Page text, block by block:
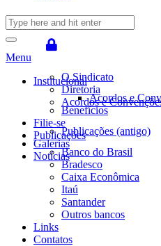
Menu
InstitucionalO Sindicato
Diretoria
Acordos eAcordos e
Benefícios
Filie-se
PublicaçõesPublicações (antigo)
Galerias
NotíciasBanco do Brasil
Bradesco
Caixa Econômica
Itaú
Santander
Outros bancos
Links
Contatos